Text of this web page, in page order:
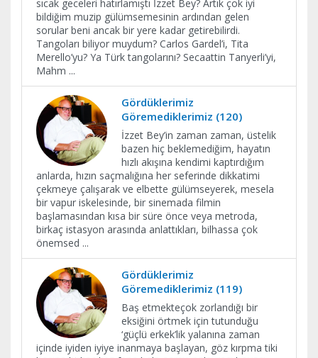
sıcak geceleri hatırlamıştı İzzet Bey? Artık çok iyi
bildiğim muzip gülümsemesinin ardından gelen
sorular beni ancak bir yere kadar getirebilirdi.
Tangoları biliyor muydum? Carlos Gardel’i, Tita
Merello’yu? Ya Türk tangolarını? Secaattin Tanyerli’yi,
Mahm ...
Gördüklerimiz
Göremediklerimiz (120)
İzzet Bey’in zaman zaman, üstelik
bazen hiç beklemediğim, hayatın
hızlı akışına kendimi kaptırdığım
anlarda, hızın saçmalığına her seferinde dikkatimi
çekmeye çalışarak ve elbette gülümseyerek, mesela
bir vapur iskelesinde, bir sinemada filmin
başlamasından kısa bir süre önce veya metroda,
birkaç istasyon arasında anlattıkları, bilhassa çok
önemsed ...
Gördüklerimiz
Göremediklerimiz (119)
Baş etmekteçok zorlandığı bir
eksiğini örtmek için tutunduğu
‘güçlü erkek’lik yalanına zaman
içinde iyiden iyiye inanmaya başlayan, göz kırpma tiki